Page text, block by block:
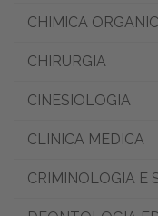
CHIMICA
CHIRURGIA
CINESIOLOGIA
CLINICA MEDICA
CRIMINOLOGIA E